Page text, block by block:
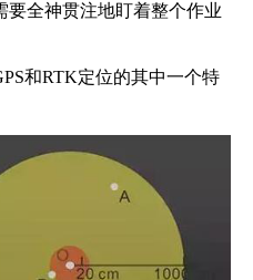
要全神贯注地盯着整个作业
和RTK定位的其中一个特